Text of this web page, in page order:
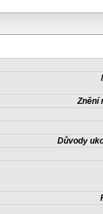
Znění
Důvody